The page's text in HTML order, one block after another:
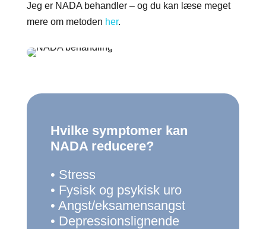
Jeg er NADA behandler – og du kan læse meget
mere om metoden her.
Hvilke symptomer kan
NADA reducere?
• Stress
• Fysisk og psykisk uro
• Angst/eksamensangst
• Depressionslignende